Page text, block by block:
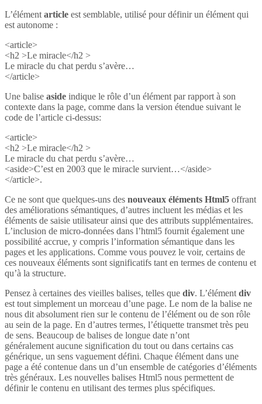
L’élément article est semblable, utilisé pour définir un élément qui
est autonome :
<article>
<h2 >Le miracle</h2 >
Le miracle du chat perdu s’avère…
</article>
Une balise aside indique le rôle d’un élément par rapport à son
contexte dans la page, comme dans la version étendue suivant le
code de l’article ci-dessus:
<article>
<h2 >Le miracle</h2 >
Le miracle du chat perdu s’avère…
<aside>C’est en 2003 que le miracle survient…</aside>
</article>.
Ce ne sont que quelques-uns des nouveaux éléments Html5 offrant
des améliorations sémantiques, d’autres incluent les médias et les
éléments de saisie utilisateur ainsi que des attributs supplémentaires.
L’inclusion de micro-données dans l’html5 fournit également une
possibilité accrue, y compris l’information sémantique dans les
pages et les applications. Comme vous pouvez le voir, certains de
ces nouveaux éléments sont significatifs tant en termes de contenu et
qu’à la structure.
Pensez à certaines des vieilles balises, telles que div. L’élément div
est tout simplement un morceau d’une page. Le nom de la balise ne
nous dit absolument rien sur le contenu de l’élément ou de son rôle
au sein de la page. En d’autres termes, l’étiquette transmet très peu
de sens. Beaucoup de balises de longue date n’ont
généralement aucune signification du tout ou dans certains cas
générique, un sens vaguement défini. Chaque élément dans une
page a été contenue dans un d’un ensemble de catégories d’éléments
très généraux. Les nouvelles balises Html5 nous permettent de
définir le contenu en utilisant des termes plus spécifiques.